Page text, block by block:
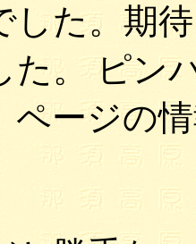
した。期
た。 ピン
ページの